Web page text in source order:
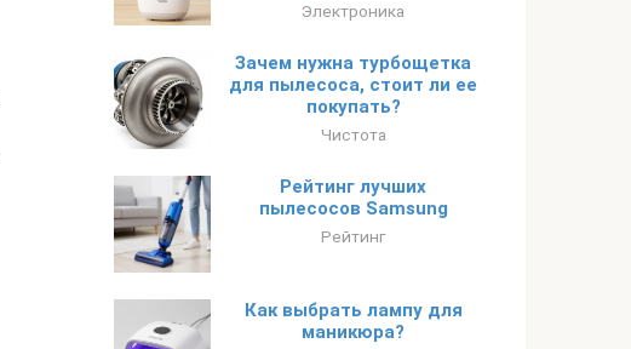
Электроника
Зачем нужна турбощетка
для пылесоса, стоит ли ее
покупать?
Чистота
Рейтинг лучших
пылесосов Samsung
Рейтинг
Как выбрать лампу для
маникюра?